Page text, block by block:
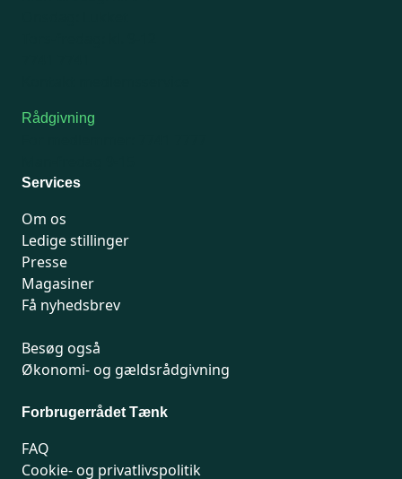
Rådgivning
Services
Om os
Ledige stillinger
Presse
Magasiner
Få nyhedsbrev
Besøg også
Økonomi- og gældsrådgivning
Forbrugerrådet Tænk
FAQ
Cookie- og privatlivspolitik